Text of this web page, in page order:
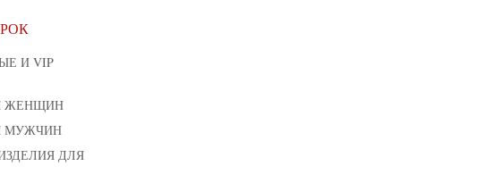
И VIP
ЖЕНЩИН
МУЖЧИН
ДЛЯ